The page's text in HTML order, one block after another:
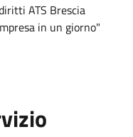
ATS Brescia
in un giorno"